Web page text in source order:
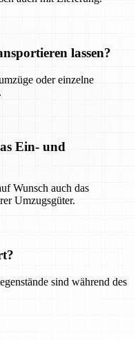
lassen?
oder einzelne
Ein- und
Wunsch auch das
Umzugsgüter.
sind während des